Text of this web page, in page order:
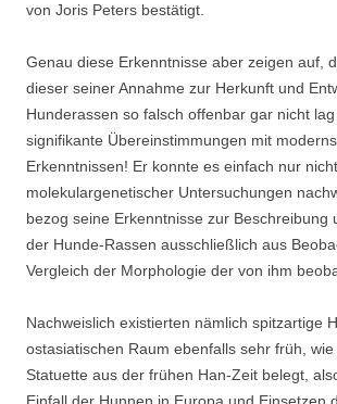
von Joris Peters bestätigt.
Genau diese Erkenntnisse aber zeigen auf,
dieser seiner Annahme zur Herkunft und
Hunderassen so falsch offenbar gar nicht
signifikante Übereinstimmungen mit
Erkenntnissen! Er konnte es einfach nur
molekulargenetischer Untersuchungen
bezog seine Erkenntnisse zur Beschreibung
der Hunde-Rassen ausschließlich aus
Vergleich der Morphologie der von ihm
Nachweislich existierten nämlich spitzartige
ostasiatischen Raum ebenfalls sehr früh,
Statuette aus der frühen Han-Zeit belegt,